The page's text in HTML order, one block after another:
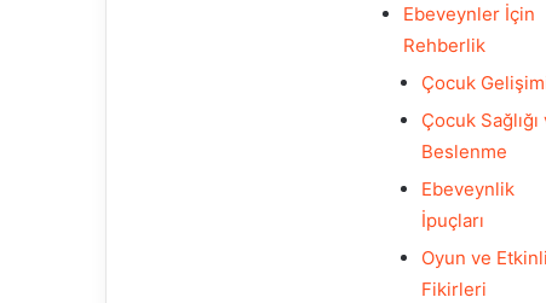
Ebeveynler İçin
Rehberlik
Çocuk
Çocuk Sağlığı
Beslenme
Ebeveynlik
İpuçları
Oyun ve
Fikirleri